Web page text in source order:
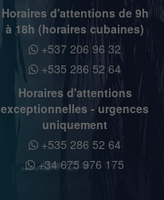
Horaires d'attentions de 9h
à 18h (horaires cubaines)
+537 206 96 32
+535 286 52 64
Horaires d'attentions
exceptionnelles - urgences
uniquement
+535 286 52 64
+34 675 976 175